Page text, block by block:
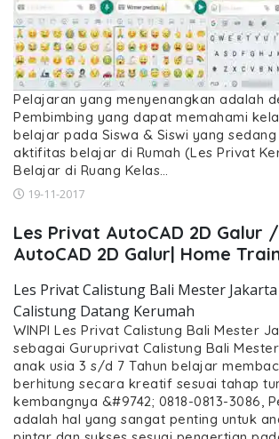
Pelajaran yang menyenangkan adalah
Pembimbing yang dapat memahami
belajar pada Siswa & Siswi yang
aktifitas belajar di Rumah (Les Privat
Belajar di Ruang Kelas…
19-11-2017
Les Privat AutoCAD 2D Galur
AutoCAD 2D Galur| Home
Les Privat Calistung Bali Mester
Calistung Datang Kerumah
WINPI Les Privat Calistung Bali Mester
sebagai Guruprivat Calistung Bali
anak usia 3 s/d 7 Tahun belajar
berhitung secara kreatif sesuai tahap
kembangnya &#9742; 0818-0813-3086,
adalah hal yang sangat penting untuk